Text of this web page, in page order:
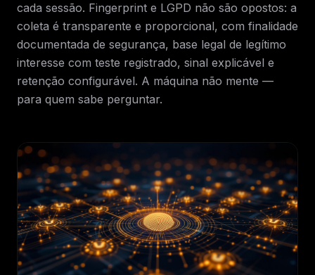
cada sessão. Fingerprint e LGPD não são opostos: a
coleta é transparente e proporcional, com finalidade
documentada de segurança, base legal de legítimo
interesse com teste registrado, sinal explicável e
retenção configurável. A máquina não mente —
para quem sabe perguntar.